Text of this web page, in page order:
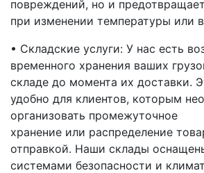
повреждений, но и
при изменении температуры или
• Складские услуги: У нас есть
временного хранения ваших
складе до момента их доставки.
удобно для клиентов, которым
организовать промежуточное
хранение или распределение
отправкой. Наши склады
системами безопасности и